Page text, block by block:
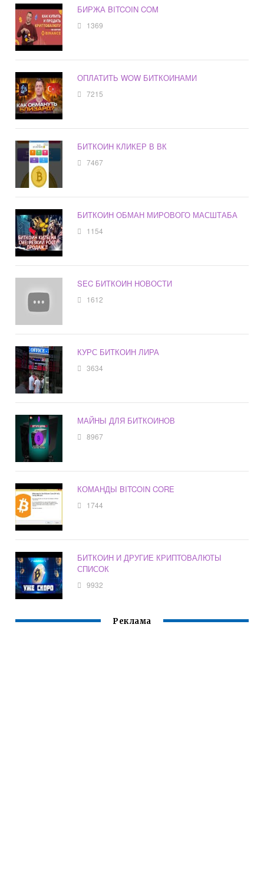
БИРЖА BITCOIN COM
1369
ОПЛАТИТЬ WOW БИТКОИНАМИ
7215
БИТКОИН КЛИКЕР В ВК
7467
БИТКОИН ОБМАН МИРОВОГО МАСШТАБА
1154
SEC БИТКОИН НОВОСТИ
1612
КУРС БИТКОИН ЛИРА
3634
МАЙНЫ ДЛЯ БИТКОИНОВ
8967
КОМАНДЫ BITCOIN CORE
1744
БИТКОИН И ДРУГИЕ КРИПТОВАЛЮТЫ
СПИСОК
9932
Реклама